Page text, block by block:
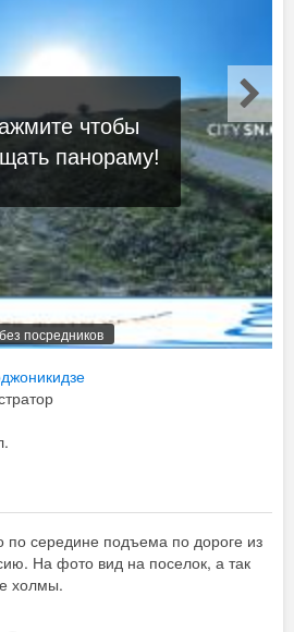
посредников
чтобы
панораму!
середине подъема по дороге из
На фото вид на поселок, а так
холмы.